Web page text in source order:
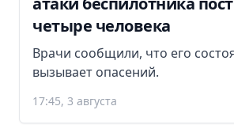
четыре человека
Врачи сообщили, что его
вызывает опасений.
17:45, 3 августа